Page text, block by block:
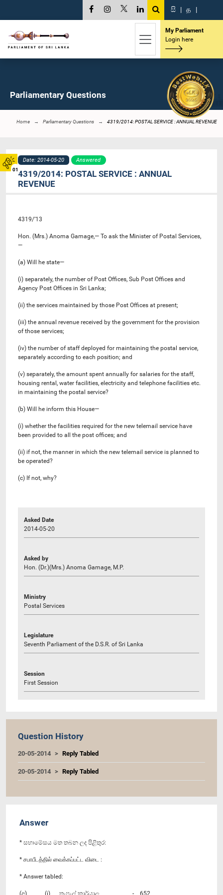
01
සි | த |
My Parliament
Login here
Parliamentary Questions
Home Parliamentary Questions 4319/2014: POSTAL SERVICE : ANNUAL REVENUE
Date: 2014-05-20 Answered
4319/2014: POSTAL SERVICE : ANNUAL
REVENUE
4319/’13
Hon. (Mrs.) Anoma Gamage,— To ask the Minister of Postal Services,
—
(a) Will he state—
(i) separately, the number of Post Offices, Sub Post Offices and
Agency Post Offices in Sri Lanka;
(ii) the services maintained by those Post Offices at present;
(iii) the annual revenue received by the government for the provision
of those services;
(iv) the number of staff deployed for maintaining the postal service,
separately according to each position; and
(v) separately, the amount spent annually for salaries for the staff,
housing rental, water facilities, electricity and telephone facilities etc.
in maintaining the postal service?
(b) Will he inform this House—
(i) whether the facilities required for the new telemail service have
been provided to all the post offices; and
(ii) if not, the manner in which the new telemail service is planned to
be operated?
(c) If not, why?
Asked Date
2014-05-20
Asked by
Hon. (Dr.)(Mrs.) Anoma Gamage, M.P.
Ministry
Postal Services
Legislature
Seventh Parliament of the D.S.R. of Sri Lanka
Session
First Session
Question History
20-05-2014 Reply Tabled
20-05-2014 Reply Tabled
Answer
* සභාමේසය මත තබන ලද පිළිතුර:
* சபாபீடத்தில் வைக்கப்பட்ட விடை :
* Answer tabled:
(අ) (i) තැපැල් කාර්යාල - 652